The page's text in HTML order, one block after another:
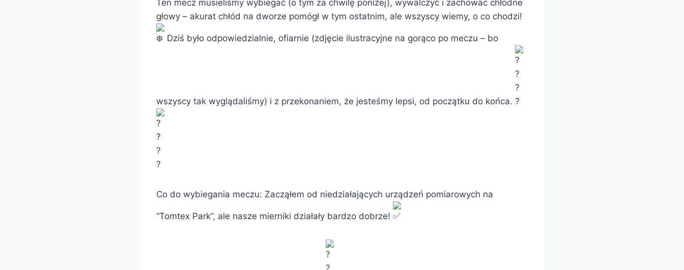
Ten mecz musieliśmy wybiegać (o tym za chwilę poniżej), wywalczyć i zachować chłodne
głowy – akurat chłód na dworze pomógł w tym ostatnim, ale wszyscy wiemy, o co chodzi!
Dziś było odpowiedzialnie, ofiarnie (zdjęcie ilustracyjne na gorąco po meczu – bo
wszyscy tak wyglądaliśmy) i z przekonaniem, że jesteśmy lepsi, od początku do końca.
Co do wybiegania meczu: Zacząłem od niedziałających urządzeń pomiarowych na
“Tomtex Park”, ale nasze mierniki działały bardzo dobrze!